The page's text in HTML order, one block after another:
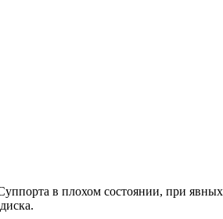
в плохом состоянии, при